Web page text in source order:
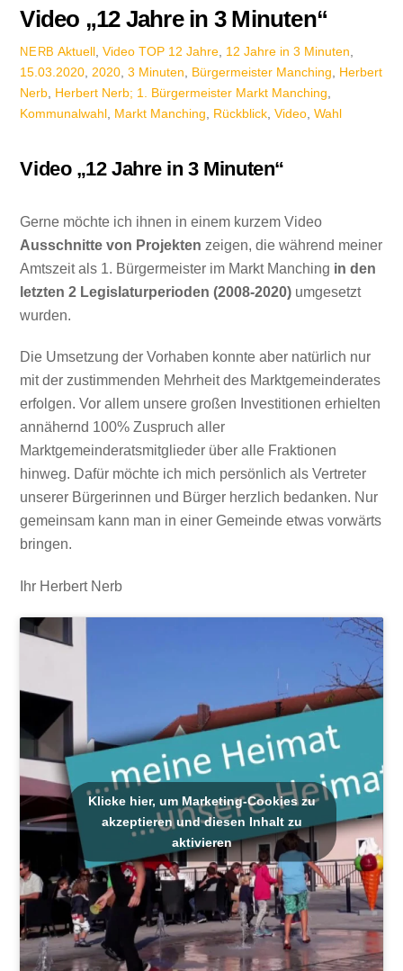
Video „12 Jahre in 3 Minuten“
NERB Aktuell, Video TOP 12 Jahre, 12 Jahre in 3 Minuten,
15.03.2020,2020,3 Minuten, Bürgermeister Manching, Herbert
Nerb, Herbert Nerb; 1. Bürgermeister Markt Manching,
Kommunalwahl, Markt Manching, Rückblick,Video,Wahl
Video „12 Jahre in 3 Minuten“
Gerne möchte ich ihnen in einem kurzem Video
Ausschnitte von Projekten zeigen, die während meiner
Amtszeit als 1. Bürgermeister im Markt Manching in den
letzten 2 Legislaturperioden (2008-2020) umgesetzt
wurden.
Die Umsetzung der Vorhaben konnte aber natürlich nur
mit der zustimmenden Mehrheit des Marktgemeinderates
erfolgen. Vor allem unsere großen Investitionen erhielten
annähernd 100% Zuspruch aller
Marktgemeinderatsmitglieder über alle Fraktionen
hinweg. Dafür möchte ich mich persönlich als Vertreter
unserer Bürgerinnen und Bürger herzlich bedanken. Nur
gemeinsam kann man in einer Gemeinde etwas vorwärts
bringen.
Ihr Herbert Nerb
Klicke hier, um Marketing-Cookies zu
akzeptieren und diesen Inhalt zu
aktivieren